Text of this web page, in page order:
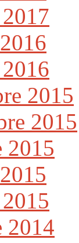
2015
2015
2015
2014